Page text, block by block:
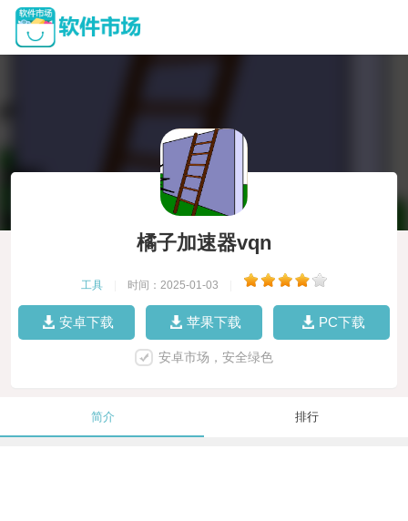
橘子加速器vqn
工具 时间：2025-01-03
安卓下载 苹果下载 PC下载
安卓市场，安全绿色
简介 排行